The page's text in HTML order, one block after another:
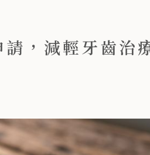
請，減輕牙齒治